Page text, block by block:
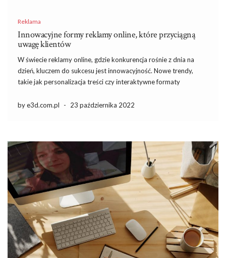
Reklama
Innowacyjne formy reklamy online, które przyciągną
uwagę klientów
W świecie reklamy online, gdzie konkurencja rośnie z dnia na
dzień, kluczem do sukcesu jest innowacyjność. Nowe trendy,
takie jak personalizacja treści czy interaktywne formaty
sposób, w jaki marki komunikują się z klientami. Warto również
by e3d.com.pl - 23 października 2022